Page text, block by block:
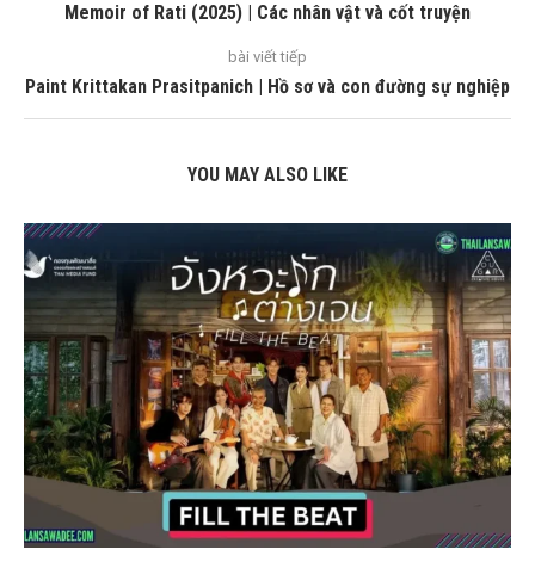
Memoir of Rati (2025) | Các nhân vật và cốt truyện
bài viết tiếp
Paint Krittakan Prasitpanich | Hồ sơ và con đường sự nghiệp
YOU MAY ALSO LIKE